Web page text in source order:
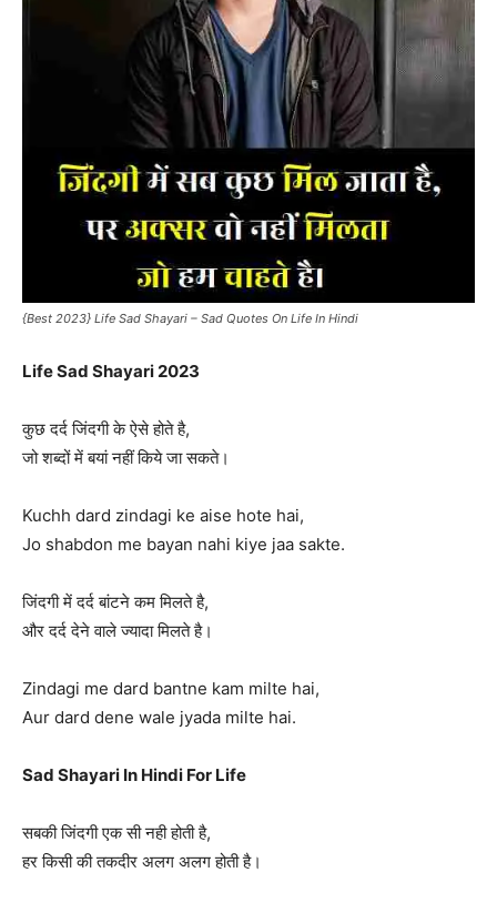
{Best 2023} Life Sad Shayari – Sad Quotes On Life In Hindi
Life Sad Shayari 2023
कुछ दर्द जिंदगी के ऐसे होते है,
जो शब्दों में बयां नहीं किये जा सकते।
Kuchh dard zindagi ke aise hote hai,
Jo shabdon me bayan nahi kiye jaa sakte.
जिंदगी में दर्द बांटने कम मिलते है,
और दर्द देने वाले ज्यादा मिलते है।
Zindagi me dard bantne kam milte hai,
Aur dard dene wale jyada milte hai.
Sad Shayari In Hindi For Life
सबकी जिंदगी एक सी नही होती है,
हर किसी की तकदीर अलग अलग होती है।